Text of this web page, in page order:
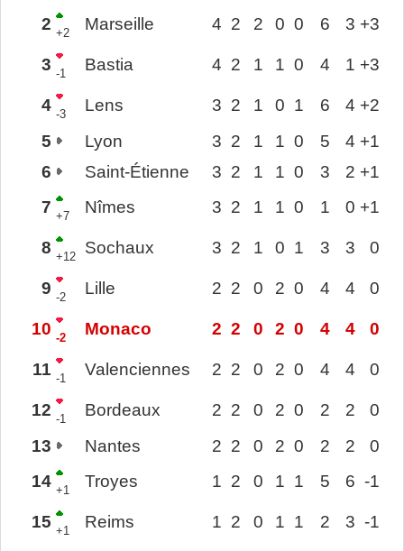
2 +2 Marseille 4 2 2 0 0 6 3 +3
3 -1 Bastia 4 2 1 1 0 4 1 +3
4 -3 Lens 3 2 1 0 1 6 4 +2
5
Lyon 3 2 1 1 0 5 4 +1
6
Saint-Étienne 3 2 1 1 0 3 2 +1
7 +7 Nîmes 3 2 1 1 0 1 0 +1
8 +12 Sochaux 3 2 1 0 1 3 3 0
9 -2 Lille 2 2 0 2 0 4 4 0
10 -2 Monaco 2 2 0 2 0 4 4 0
11 -1 Valenciennes 2 2 0 2 0 4 4 0
12 -1 Bordeaux 2 2 0 2 0 2 2
0
13
Nantes 2 2 0 2 0 2 2
0
14 +1 Troyes 1 2 0 1 1 5 6 -1
15 +1 Reims 1 2 0 1 1 2 3 -1